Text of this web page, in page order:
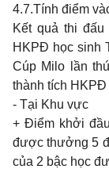
4.7.Tính điểm
Kết quả thi
HKPĐ học sinh
Cúp Milo lần
thành tích HKPĐ
- Tại Khu vực
+ Điểm khởi
được thưởng 5
của 2 bậc học